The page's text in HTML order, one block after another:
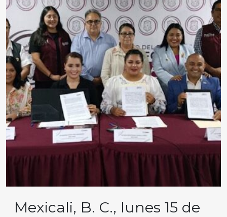
Mexicali, B. C., lunes 15 de